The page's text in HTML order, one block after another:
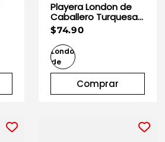
Playera London de
Caballero Turquesa |
Optima
$74.90
Comprar